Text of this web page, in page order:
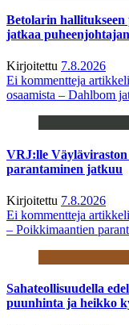
Betolarin hallitukseen
jatkaa
Kirjoitettu 7.8.2026
Ei kommentteja
osaamista – Dahlbom
VRJ:lle
parantaminen jatkuu
Kirjoitettu 7.8.2026
Ei kommentteja
– Poikkimaantien
Sahateollisuudella
puunhinta ja heikko